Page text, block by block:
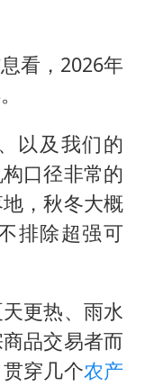
看，2026年
以及我们的
口径非常的
，秋冬大概
排除超强可
更热、雨水
品交易者而
穿几个农产